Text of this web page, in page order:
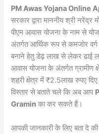
PM Awas Yojana Online
सरकार द्वारा माननीय श्री
पीएम आवास योजना के नाम से
अंतर्गत आर्थिक रूप से कमजोर
बनाने हेतु डेढ़ लाख से लेकर ढाई
आवास योजना के अंतर्गत ग्रामीण
शहरी क्षेत्र में ₹2.5लाख रुपए
विस्तार से बताते चले कि अब आप
Gramin का कर सकते हैं।
आपकी जानकारी के लिए बता दे की